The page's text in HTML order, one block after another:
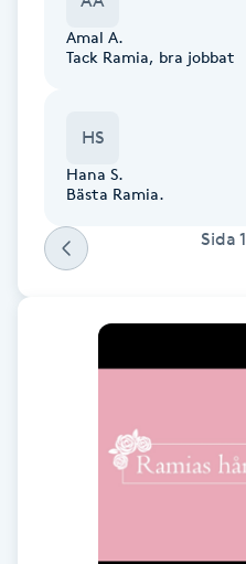
Fransborttagning
Fransfärgning
Fransförlängning
Fransförlängning Volym
Amal A.
Tack Ramia, bra jobbat
HS
Hana S.
Bästa Ramia.
Sida 1